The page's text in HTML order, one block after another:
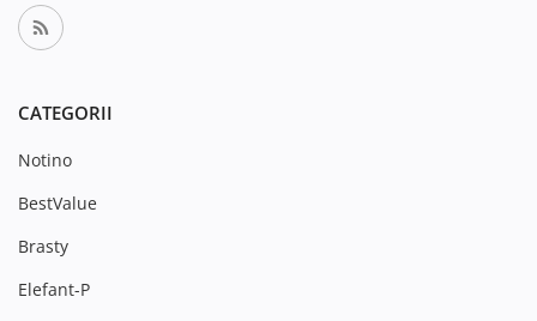
CATEGORII
Notino
BestValue
Brasty
Elefant-P